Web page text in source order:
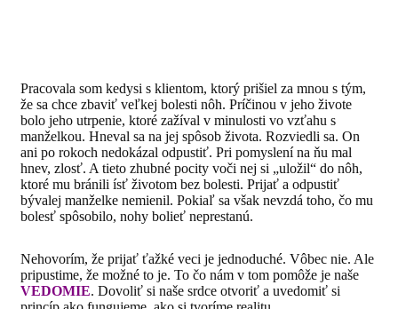
Pracovala som kedysi s klientom, ktorý prišiel za mnou s tým,
že sa chce zbaviť veľkej bolesti nôh. Príčinou v jeho živote
bolo jeho utrpenie, ktoré zažíval v minulosti vo vzťahu s
manželkou. Hneval sa na jej spôsob života. Rozviedli sa. On
ani po rokoch nedokázal odpustiť. Pri pomyslení na ňu mal
hnev, zlosť. A tieto zhubné pocity voči nej si „uložil“ do nôh,
ktoré mu bránili ísť životom bez bolesti. Prijať a odpustiť
bývalej manželke nemienil. Pokiaľ sa však nevzdá toho, čo mu
bolesť spôsobilo, nohy bolieť neprestanú.
Nehovorím, že prijať ťažké veci je jednoduché. Vôbec nie. Ale
pripustime, že možné to je. To čo nám v tom pomôže je naše
VEDOMIE. Dovoliť si naše srdce otvoriť a uvedomiť si